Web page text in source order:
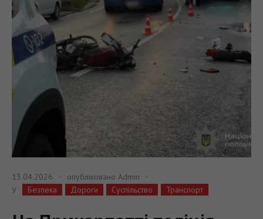
13.04.2026 опубліковано Admin
У
Безпека Дороги Суспільство Транспорт